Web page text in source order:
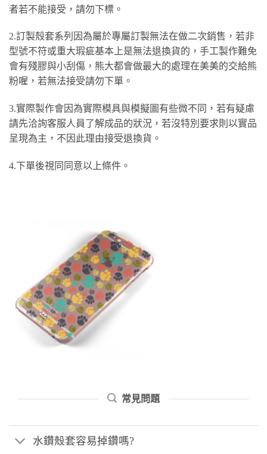
者若不能接受，請勿下標。
2.訂製殼套系列因為屬於專屬訂製無法在做二次銷售，若非
型號不符或重大瑕疵基本上是無法退換貨的，手工製作難免
會有殘膠與小刮傷，熊大都會做最大的處理在美美的交給熊
粉喔，若無法接受請勿下單。
3.實際製作會因為實際模具與模擬圖有些微不同，若有疑慮
請先洽詢客服人員了解成品的狀況，若沒特別要求則以實品
呈現為主，不因此理由接受退換貨。
4.下單後視同同意以上條件。
常見問題
水鑽殼套容易掉鑽嗎?